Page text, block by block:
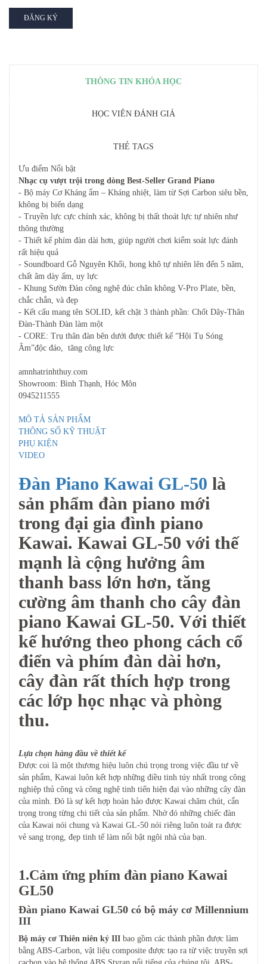
ĐĂNG KÝ
THÔNG TIN KHÓA HỌC
HỌC VIÊN ĐÁNH GIÁ
THẺ TAGS
Ưu điểm Nổi bật
Nhạc cụ vượt trội trong dòng Best-Seller Grand Piano
- Bộ máy Cơ Kháng ẩm – Kháng nhiệt, làm từ Sợi Carbon siêu bền,
không bị biến dạng
- Truyền lực cực chính xác, không bị thất thoát lực tự nhiên như
thông thường
- Thiết kế phím đàn dài hơn, giúp người chơi kiểm soát lực đánh
rất hiệu quả
- Soundboard Gỗ Nguyên Khối, hong khô tự nhiên lên đến 5 năm,
chất âm dày ấm, uy lực
- Khung Sườn Đàn công nghệ đúc chân không V-Pro Plate, bền,
chắc chắn, và đẹp
- Kết cấu mang tên SOLID, kết chặt 3 thành phần: Chốt Dây-Thân
Đàn-Thành Đàn làm một
- CORE: Trụ thân đàn bên dưới được thiết kế “Hội Tụ Sóng
Âm”độc đáo, tăng công lực
amnhatrinhthuy.com
Showroom: Bình Thạnh, Hóc Môn
0945211555
MÔ TẢ SẢN PHẨM
THÔNG SỐ KỸ THUẬT
PHỤ KIỆN
VIDEO
Đàn Piano Kawai GL-50 là
sản phẩm đàn piano mới
trong đại gia đình piano
Kawai. Kawai GL-50 với thế
mạnh là cộng hưởng âm
thanh bass lớn hơn, tăng
cường âm thanh cho cây đàn
piano Kawai GL-50. Với thiết
kế hướng theo phong cách cổ
điển và phím đàn dài hơn,
cây đàn rất thích hợp trong
các lớp học nhạc và phòng
thu.
Lựa chọn hàng đầu về thiết kế
Được coi là một thương hiệu luôn chú trọng trong việc đầu tư về
sản phẩm, Kawai luôn kết hợp những điều tinh túy nhất trong công
nghiệp thủ công và công nghệ tinh tiến hiện đại vào những cây đàn
của mình. Đó là sự kết hợp hoàn hảo được Kawai chăm chút, cẩn
trọng trong từng chi tiết của sản phẩm. Nhờ đó những chiếc đàn
của Kawai nói chung và Kawai GL-50 nói riêng luôn toát ra được
vẻ sang trọng, đẹp tinh tế làm nổi bật ngôi nhà của bạn.
1.Cảm ứng phím đàn piano Kawai
GL50
Đàn piano Kawai GL50 có bộ máy cơ Millennium
III
Bộ máy cơ Thiên niên kỷ III bao gồm các thành phần được làm
bằng ABS-Carbon, vật liệu composite được tạo ra từ việc truyền sợi